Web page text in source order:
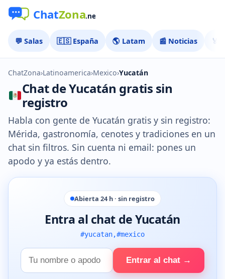
💬 Salas 🇪🇸 España 🌎 Latam 📰 Noticias 🏅
ChatZona›Latinoamerica›Mexico›Yucatán
Chat de Yucatán gratis sin
registro
Habla con gente de Yucatán gratis y sin registro:
Mérida, gastronomía, cenotes y tradiciones en un
chat sin filtros. Sin cuenta ni email: pones un
apodo y ya estás dentro.
Abierta 24 h · sin registro
Entra al chat de Yucatán
#yucatan,#mexico
Tu
nombre
Entrar al chat →